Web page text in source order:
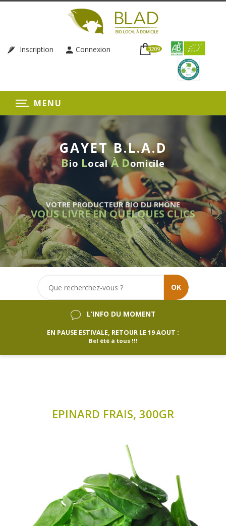
Inscription Connexion 3209
MENU
GAYET B.L.A.D
Bio LocalÀ Domicile
VOTRE PRODUCTEUR BIO DU RHÔNE
VOUS LIVRE EN QUELQUES CLICS
OK
L’INFO DU MOMENT
EN PAUSE ESTIVALE, RETOUR LE 19 AOUT :
Bel été à tous !!!
EPINARD FRAIS, 300GR